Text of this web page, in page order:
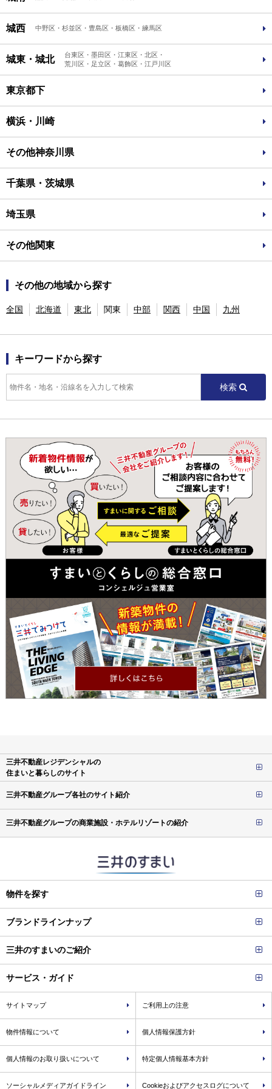
城西 中野区・杉並区・豊島区・板橋区・練馬区
城東・城北
台東区・墨田区・江東区・北区・
荒川区・足立区・葛飾区・江戸川区
東京都下
横浜・川崎
その他神奈川県
千葉県・茨城県
埼玉県
その他関東
その他の地域から探す
全国 北海道 東北 関東 中部 関西 中国 九州
キーワードから探す
検索
三井不動産レジデンシャルの
住まいと暮らしのサイト
三井不動産グループ各社のサイト紹介
三井不動産グループの商業施設・ホテルリゾートの紹介
物件を探す
ブランドラインナップ
三井のすまいのご紹介
サービス・ガイド
サイトマップ ご利用上の注意
物件情報について 個人情報保護方針
個人情報のお取り扱いについて 特定個人情報基本方針
ソーシャルメディアガイドライン Cookieおよびアクセスログについて